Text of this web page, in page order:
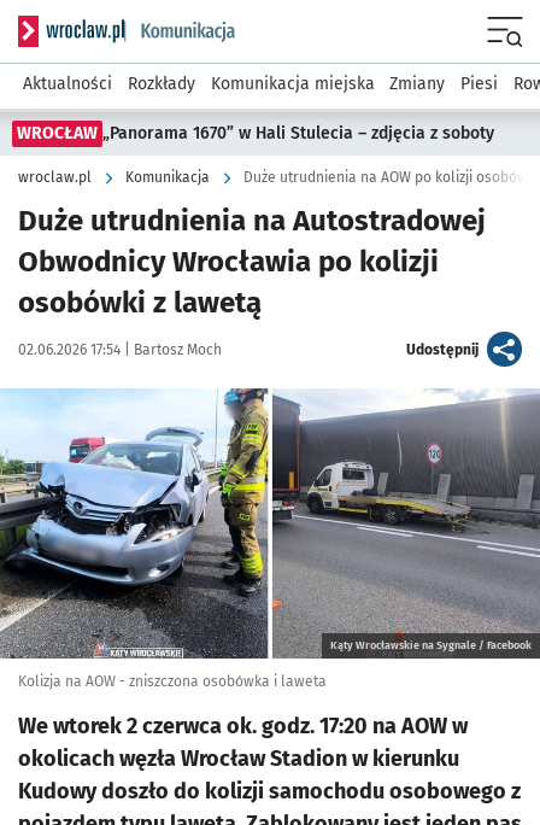
Serwis informacyjny wroclaw.pl podserwis: Komunikacja
Aktualności Rozkłady Komunikacja miejska Zmiany Piesi
WROCŁAW „Panorama 1670” w Hali Stulecia – zdjęcia z soboty
wroclaw.pl Komunikacja Duże utrudnienia na AOW po kolizji
Duże utrudnienia na Autostradowej
Obwodnicy Wrocławia po kolizji
osobówki z lawetą
Data publikacji:
02.06.2026 17:54 | Autor:
Bartosz Moch Udostępnijartykuł
Kliknij, aby powiększyć
Kąty Wrocławskie na Sygnale / Facebook
Kolizja na AOW - zniszczona osobówka i laweta
We wtorek 2 czerwca ok. godz. 17:20 na AOW w
okolicach węzła Wrocław Stadion w kierunku
Kudowy doszło do kolizji samochodu osobowego z